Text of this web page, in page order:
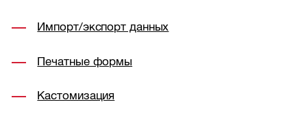
Импорт/экспорт данных
Печатные формы
Кастомизация